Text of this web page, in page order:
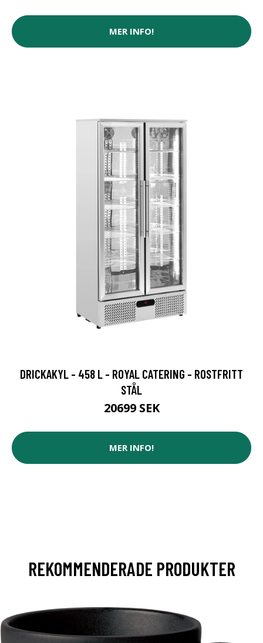
MER INFO!
DRICKAKYL - 458 L - ROYAL CATERING - ROSTFRITT
STÅL
20699 SEK
MER INFO!
REKOMMENDERADE PRODUKTER